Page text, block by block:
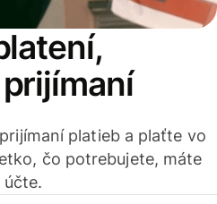
platieb a plaťte vo
čo potrebujete, máte